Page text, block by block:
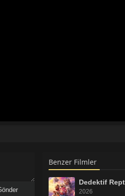
Benzer Filmler
Dedektif
2026